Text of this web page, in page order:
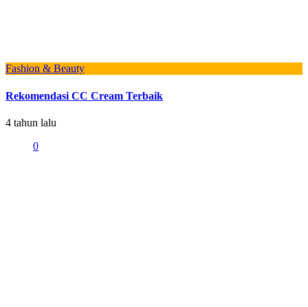
Fashion & Beauty
Rekomendasi CC Cream Terbaik
4 tahun lalu
0